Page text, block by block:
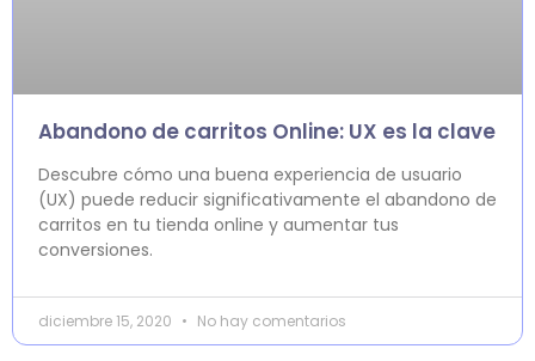
Abandono de carritos Online: UX es la clave
Descubre cómo una buena experiencia de usuario
(UX) puede reducir significativamente el abandono de
carritos en tu tienda online y aumentar tus
conversiones.
diciembre 15, 2020 No hay comentarios